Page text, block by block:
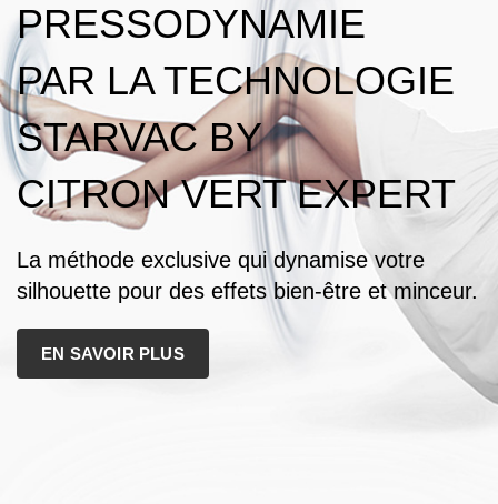
PRESSODYNAMIE
PAR LA TECHNOLOGIE
STARVAC BY
CITRON VERT EXPERT
La méthode exclusive qui dynamise votre
silhouette pour des effets bien-être et minceur.
EN SAVOIR PLUS